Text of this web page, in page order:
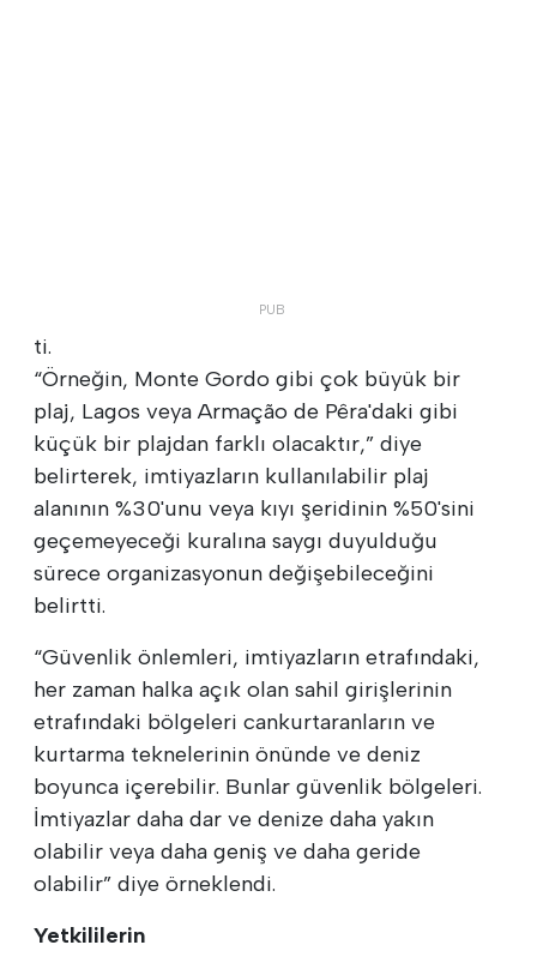
ti.
“Örneğin, Monte Gordo gibi çok büyük bir
plaj, Lagos veya Armação de Pêra'daki gibi
küçük bir plajdan farklı olacaktır,” diye
belirterek, imtiyazların kullanılabilir plaj
alanının %30'unu veya kıyı şeridinin %50'sini
geçemeyeceği kuralına saygı duyulduğu
sürece organizasyonun değişebileceğini
belirtti.
“Güvenlik önlemleri, imtiyazların etrafındaki,
her zaman halka açık olan sahil girişlerinin
etrafındaki bölgeleri cankurtaranların ve
kurtarma teknelerinin önünde ve deniz
boyunca içerebilir. Bunlar güvenlik bölgeleri.
İmtiyazlar daha dar ve denize daha yakın
olabilir veya daha geniş ve daha geride
olabilir” diye örneklendi.
Yetkililerin